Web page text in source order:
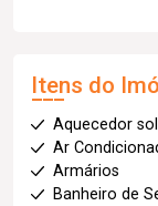
Itens do
Aquecedor
Ar
Armários
Banheiro de